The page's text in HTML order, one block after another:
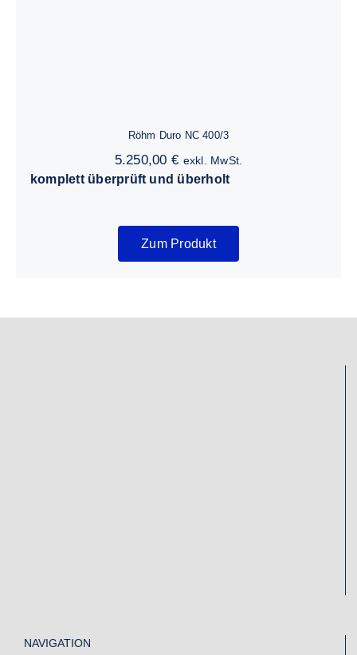
Röhm Duro NC 400/3
5.250,00 € exkl. MwSt.
komplett überprüft und überholt
Zum Produkt
NAVIGATION